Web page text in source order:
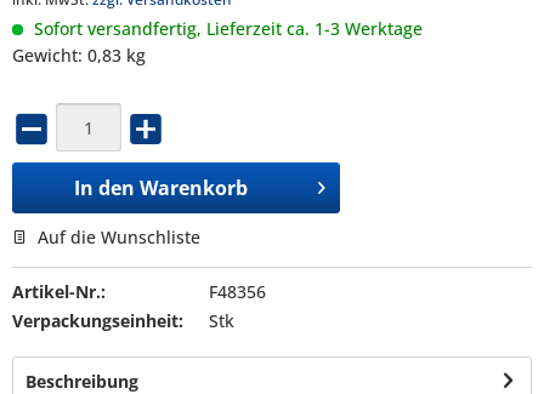
Sofort versandfertig, Lieferzeit ca. 1-3 Werktage
Gewicht: 0,83 kg
In den Warenkorb
Auf die Wunschliste
Artikel-Nr.:
F48356
Verpackungseinheit:
Stk
Beschreibung